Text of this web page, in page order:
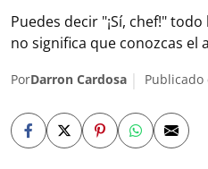
Puedes decir "¡Sí, chef!"
no significa que conozcas el
PorDarron Cardosa Publicado